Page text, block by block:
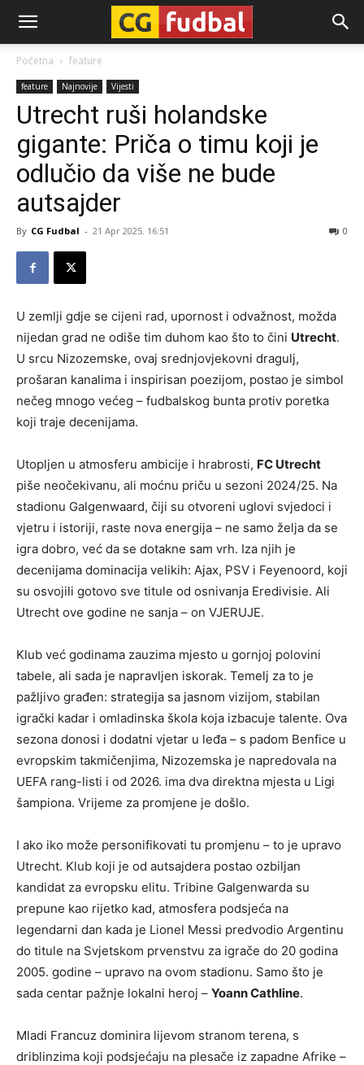
CG-
Fudbal
Početna feature
feature Najnovije Vijesti
Utrecht ruši holandske
gigante: Priča o timu koji je
odlučio da više ne bude
autsajder
By CG Fudbal - 21 Apr 2025. 16:51 0
U zemlji gdje se cijeni rad, upornost i odvažnost, možda
nijedan grad ne odiše tim duhom kao što to čini Utrecht.
U srcu Nizozemske, ovaj srednjovjekovni dragulj,
prošaran kanalima i inspirisan poezijom, postao je simbol
nečeg mnogo većeg – fudbalskog bunta protiv poretka
koji traje decenijama.
Utopljen u atmosferu ambicije i hrabrosti, FC Utrecht
piše neočekivanu, ali moćnu priču u sezoni 2024/25. Na
stadionu Galgenwaard, čiji su otvoreni uglovi svjedoci i
vjetru i istoriji, raste nova energija – ne samo želja da se
igra dobro, već da se dotakne sam vrh. Iza njih je
decenijama dominacija velikih: Ajax, PSV i Feyenoord, koji
su osvojili gotovo sve titule od osnivanja Eredivisie. Ali
Utrecht ove godine ne sanja – on VJERUJE.
Klub već godinama zauzima mjesto u gornjoj polovini
tabele, ali sada je napravljen iskorak. Temelj za to je
pažljivo građen: strategija sa jasnom vizijom, stabilan
igrački kadar i omladinska škola koja izbacuje talente. Ova
sezona donosi i dodatni vjetar u leđa – s padom Benfice u
evropskim takmičenjima, Nizozemska je napredovala na
UEFA rang-listi i od 2026. ima dva direktna mjesta u Ligi
šampiona. Vrijeme za promjene je došlo.
I ako iko može personifikovati tu promjenu – to je upravo
Utrecht. Klub koji je od autsajdera postao ozbiljan
kandidat za evropsku elitu. Tribine Galgenwarda su
prepune kao rijetko kad, atmosfera podsjeća na
legendarni dan kada je Lionel Messi predvodio Argentinu
do titule na Svjetskom prvenstvu za igrače do 20 godina
2005. godine – upravo na ovom stadionu. Samo što je
sada centar pažnje lokalni heroj – Yoann Cathline.
Mladi Francuz dominira lijevom stranom terena, s
driblinzima koji podsjećaju na plesače iz zapadne Afrike –